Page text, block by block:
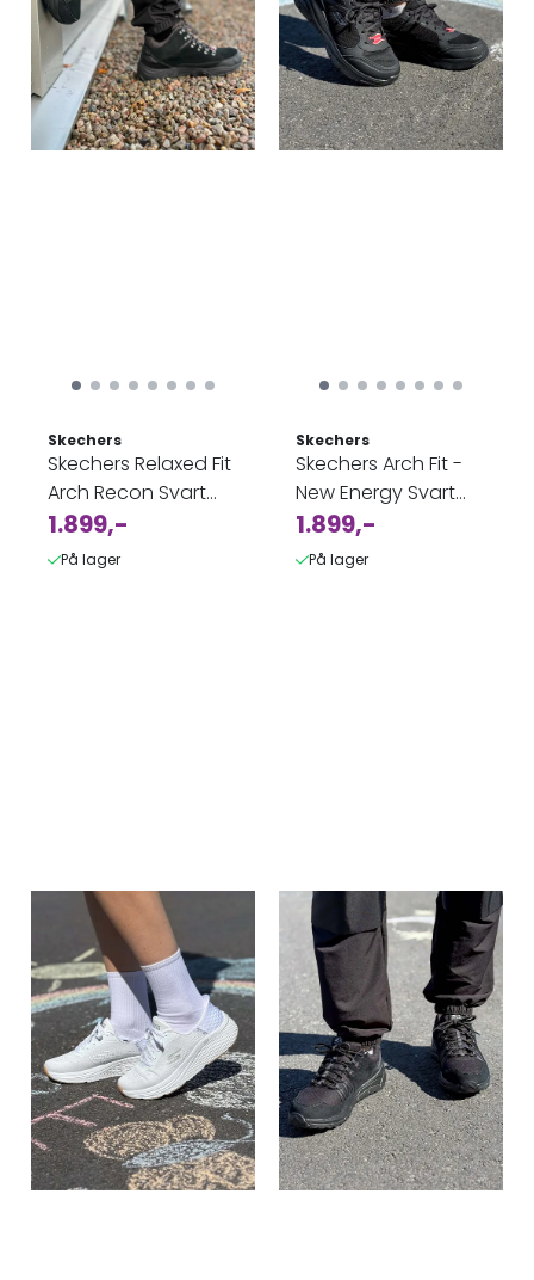
Skechers
Skechers Relaxed Fit
Arch Recon Svart
Dame - Vanntett
Tursko
1.899,-
På lager
Skechers
Skechers Arch Fit -
New Energy Svart
Dame - Vanntett
Joggesko
1.899,-
På lager